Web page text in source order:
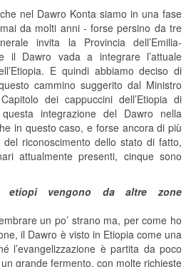
nel Dawro Konta siamo in una fase
da molti anni - forse persino da tre
invita la Provincia dell’Emilia-
il Dawro vada a integrare l’attuale
E quindi abbiamo deciso di
cammino suggerito dal Ministro
dei cappuccini dell’Etiopia di
integrazione del Dawro nella
in questo caso, e forse ancora di più
riconoscimento dello stato di fatto,
attualmente presenti, cinque sono
etiopi vengono da altre zone
un po’ strano ma, per come ho
il Dawro è visto in Etiopia come una
l’evangelizzazione è partita da poco
grande fermento, con molte richieste